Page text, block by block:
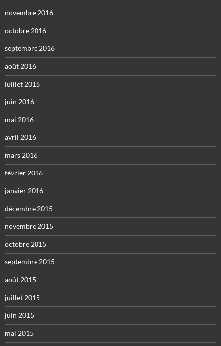
novembre 2016
octobre 2016
septembre 2016
août 2016
juillet 2016
juin 2016
mai 2016
avril 2016
mars 2016
février 2016
janvier 2016
décembre 2015
novembre 2015
octobre 2015
septembre 2015
août 2015
juillet 2015
juin 2015
mai 2015